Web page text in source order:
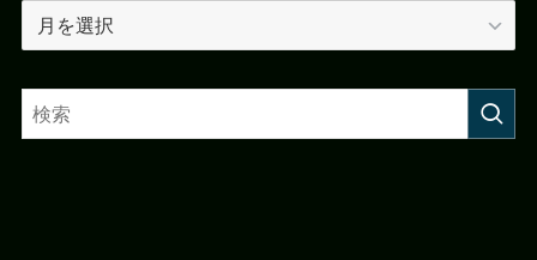
ー
イ
ブ